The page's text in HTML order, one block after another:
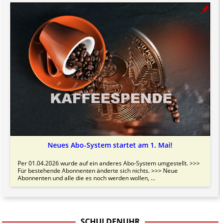
Neues Abo-System startet am 1. Mai!
Per 01.04.2026 wurde auf ein anderes Abo-System umgestellt. >>>
Für bestehende Abonnenten änderte sich nichts. >>> Neue
Abonnenten und alle die es noch werden wollen, ...